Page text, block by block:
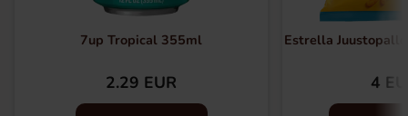
7up Tropical 355ml
2.29 EUR
Estrella
4